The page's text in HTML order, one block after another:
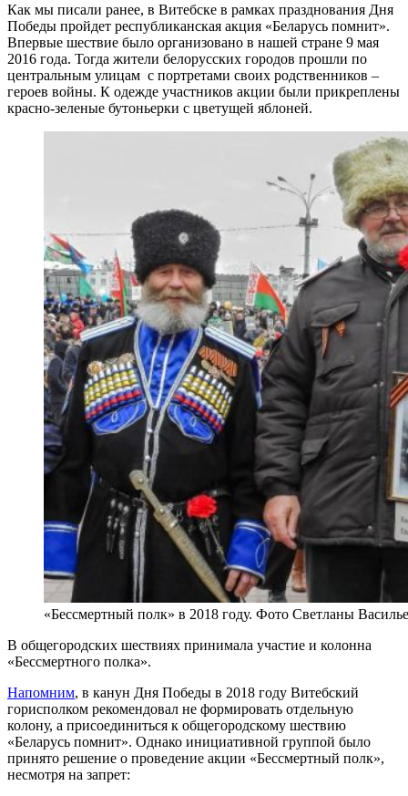
Как мы писали ранее, в Витебске в рамках празднования Дня
Победы пройдет республиканская акция «Беларусь помнит».
Впервые шествие было организовано в нашей стране 9 мая
2016 года. Тогда жители белорусских городов прошли по
центральным улицам с портретами своих родственников –
героев войны. К одежде участников акции были прикреплены
красно-зеленые бутоньерки с цветущей яблоней.
«Бессмертный полк» в 2018 году. Фото Светланы
В общегородских шествиях принимала участие и колонна
«Бессмертного полка».
Напомним, в канун Дня Победы в 2018 году Витебский
горисполком рекомендовал не формировать отдельную
колону, а присоединиться к общегородскому шествию
«Беларусь помнит». Однако инициативной группой было
принято решение о проведение акции «Бессмертный полк»,
несмотря на запрет: